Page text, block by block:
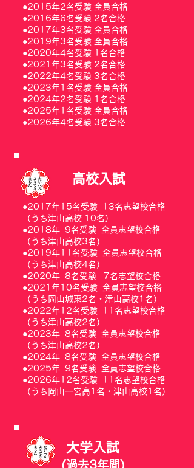
●2015年2名受験 全員合格
●2016年6名受験 2名合格
●2017年3名受験 全員合格
●2019年3名受験 全員合格
●2020年4名受験 1名合格
●2021年3名受験 2名合格
●2022年4名受験 3名合格
​●2023年1名受験 全員合格
​●2024年2名受験 1名合格
​●2025年1名受験 全員合格
●2026年4名受験 3​名合格
高校入試
●2017年15名受験 13名志望校合格
（うち津山高校 10名）
●2018年 9名受験 全員志望校合格
（うち津山高校3名)
●2019年11名受験 全員志望校合格
（うち津山高校4名）
●2020年 8名受験 7名志望校合格
●2021年10名受験 全員志望校合格
（うち岡山城東2名・津山高校1名）
●2022年12名受験 11名志望校合格
（うち津山高校2名）
●2023年 8名受験 全員志望校合格
（うち津山高校2名）
●2024年 8名受験 全員志望校合格
●2025年 9名受験 全員志望校合格
●2026年12名受験 11名志望校合格
（うち岡山一宮高1名・津山高校1名）
大学入試
(過去3年間)